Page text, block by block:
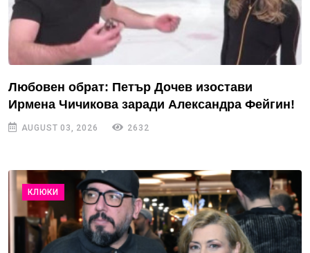
Любовен обрат: Петър Дочев изостави
Ирмена Чичикова заради Александра Фейгин!
AUGUST 03, 2026 2632
КЛЮКИ